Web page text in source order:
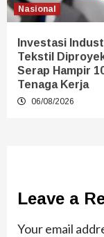
Nasional
Investasi
Tekstil
Serap Hampir
Tenaga Kerja
06/08/2026
Leave a
Your email